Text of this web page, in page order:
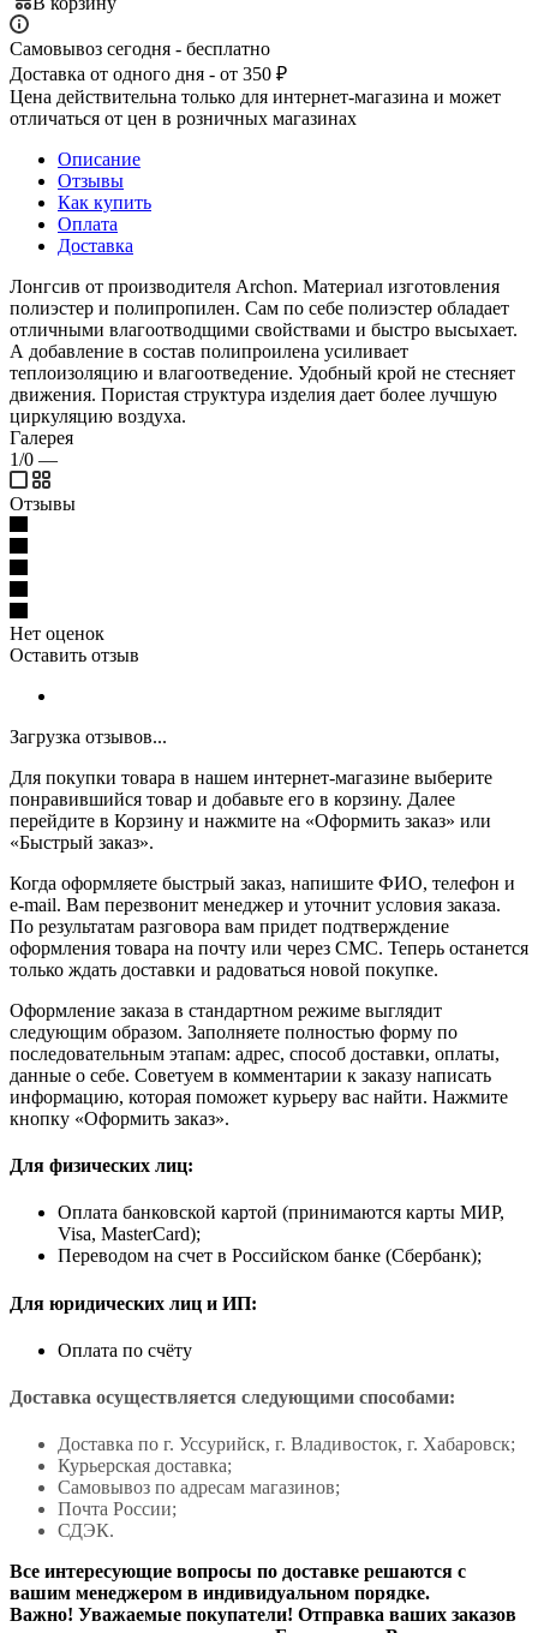
Самовывоз сегодня - бесплатно
Доставка от одного дня - от 350 ₽
Цена действительна только для интернет-магазина и может
отличаться от цен в розничных магазинах
Описание
Отзывы
Как купить
Оплата
Доставка
Лонгсив от производителя Archon. Материал изготовления
полиэстер и полипропилен. Сам по себе полиэстер обладает
отличными влагоотводщими свойствами и быстро высыхает.
А добавление в состав полипроилена усиливает
теплоизоляцию и влагоотведение. Удобный крой не стесняет
движения. Пористая структура изделия дает более лучшую
циркуляцию воздуха.
Галерея
1/0 —
Отзывы
Нет оценок
Оставить отзыв
Загрузка отзывов...
Для покупки товара в нашем интернет-магазине выберите
понравившийся товар и добавьте его в корзину. Далее
перейдите в Корзину и нажмите на «Оформить заказ» или
«Быстрый заказ».
Когда оформляете быстрый заказ, напишите ФИО, телефон и
e-mail. Вам перезвонит менеджер и уточнит условия заказа.
По результатам разговора вам придет подтверждение
оформления товара на почту или через СМС. Теперь останется
только ждать доставки и радоваться новой покупке.
Оформление заказа в стандартном режиме выглядит
следующим образом. Заполняете полностью форму по
последовательным этапам: адрес, способ доставки, оплаты,
данные о себе. Советуем в комментарии к заказу написать
информацию, которая поможет курьеру вас найти. Нажмите
кнопку «Оформить заказ».
Для физических лиц:
Оплата банковской картой (принимаются карты МИР,
Visa, MasterCard);
Переводом на счет в Российском банке (Сбербанк);
Для юридических лиц и ИП:
Оплата по счёту
Доставка осуществляется следующими способами:
Доставка по г. Уссурийск, г. Владивосток, г. Хабаровск;
Курьерская доставка;
Самовывоз по адресам магазинов;
Почта России;
СДЭК.
Все интересующие вопросы по доставке решаются с
вашим менеджером в индивидуальном порядке.
Важно! Уважаемые покупатели! Отправка ваших заказов